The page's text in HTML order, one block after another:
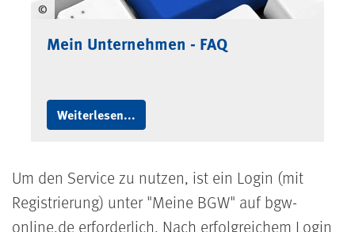
©
Mein Unternehmen - FAQ
Weiterlesen...
Um den Service zu nutzen, ist ein Login (mit
Registrierung) unter "Meine BGW" auf bgw-
online.de erforderlich. Nach erfolgreichem Login